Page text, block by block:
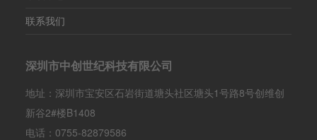
联系我们
深圳市中创世纪科技有限公司
地址：深圳市宝安区石岩街道塘头社区塘头1号路8号创维创
新谷2#楼B1408
电话：0755-82879586